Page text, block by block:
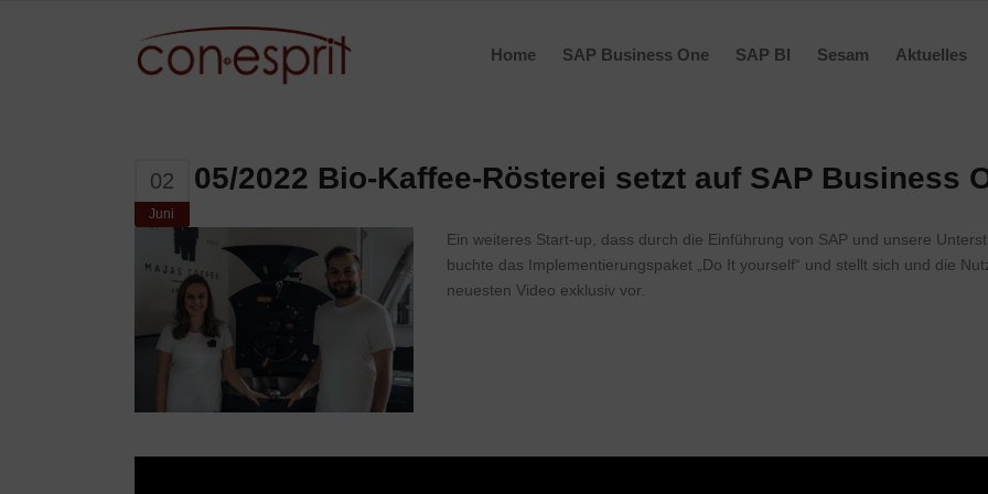
Home SAP Business One SAP BI Sesam Aktuelles
02
Juni
05/2022 Bio-Kaffee-Rösterei setzt auf SAP Business
Ein weiteres Start-up, dass durch die Einführung von SAP und unsere
buchte das Implementierungspaket „Do It yourself“ und stellt sich und die
neuesten Video exklusiv vor.